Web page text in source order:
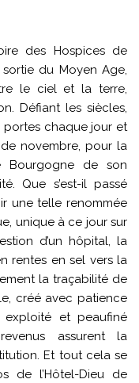
des Hospices de
du Moyen Age,
le ciel et la terre,
Défiant les siècles,
portes chaque jour et
novembre, pour la
Bourgogne de son
Que s’est-il passé
une telle renommée
unique à ce jour sur
d’un hôpital, la
rentes en sel vers la
la traçabilité de
créé avec patience
exploité et peaufiné
assurent la
Et tout cela se
de l’Hôtel-Dieu de